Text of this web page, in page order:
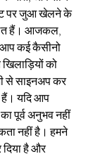
पर जुआ खेलने के
हैं। आजकल,
कई कैसीनो
को
से साइनअप कर
यदि आप
पूर्व अनुभव नहीं
नहीं है। हमने
है और